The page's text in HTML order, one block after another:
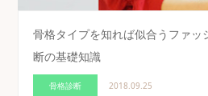
骨格タイプを知れば似合うファッ
断の基礎知識
骨格診断 2018.09.25